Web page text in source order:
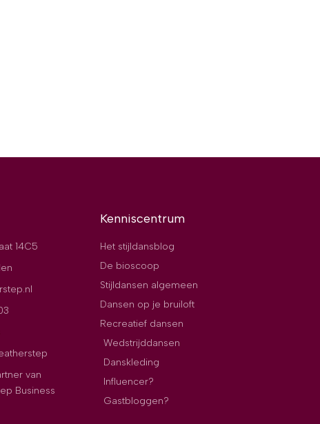
14C5
van
Business
Kenniscentrum
Het stijldansblog
De bioscoop
Stijldansen algemeen
Dansen op je bruiloft
Recreatief dansen
Wedstrijddansen
Danskleding
Influencer?
Gastbloggen?